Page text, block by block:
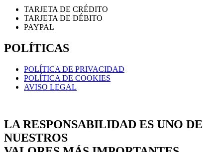
TARJETA DE CRÉDITO
TARJETA DE DÉBITO
PAYPAL
POLÍTICAS
POLÍTICA DE PRIVACIDAD
POLÍTICA DE COOKIES
AVISO LEGAL
LA RESPONSABILIDAD ES UNO DE
NUESTROS